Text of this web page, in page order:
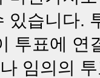
있습니다.
투표에 연
임의의